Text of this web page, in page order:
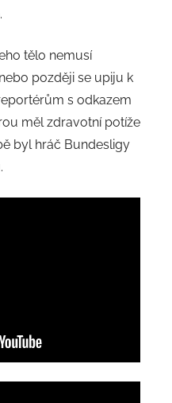
tělo nemusí
později se upiju k
s odkazem
měl zdravotní potíže
byl hráč Bundesligy